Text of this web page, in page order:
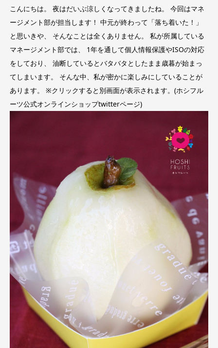
こんにちは。 夜はだいぶ涼しくなってきましたね。 今回はマネ
ージメント部が担当します！ 中元が終わって「落ち着いた！」
と思いきや、 そんなことは全くありません。 私が所属している
マネージメント部では、 1年を通して個人情報保護やISOの対応
をしており、 油断しているとバタバタとしたまま歳暮が始まっ
てしまいます。 そんな中、私が密かに楽しみにしていることが
あります。 ※クリックすると別画面が表示されます。(ホシフル
ーツ公式オンラインショップtwitterページ)